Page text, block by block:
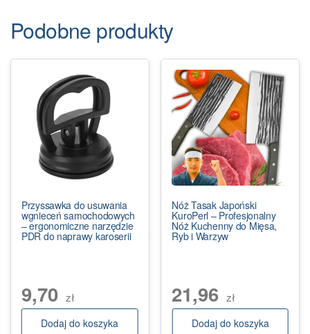
Podobne produkty
Przyssawka do usuwania
wgnieceń samochodowych
– ergonomiczne narzędzie
PDR do naprawy karoserii
9,70 zł
Dodaj do koszyka
Nóż Tasak Japoński
KuroPerl – Profesjonalny
Nóż Kuchenny do Mięsa,
Ryb i Warzyw
21,96 zł
Dodaj do koszyka